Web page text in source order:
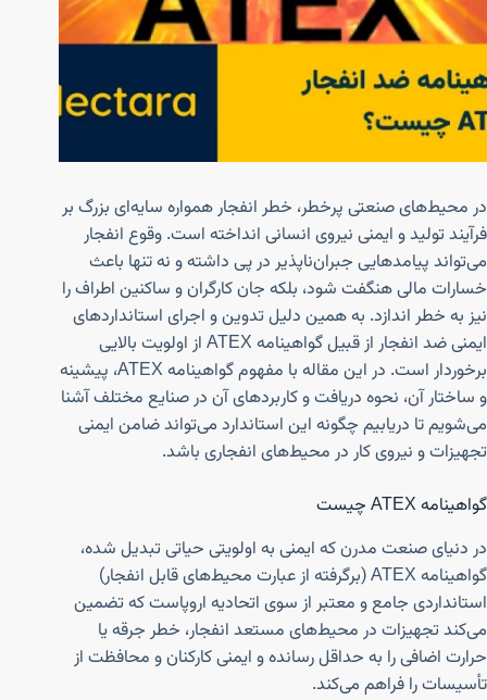
‌در محیط‌های صنعتی پرخطر، خطر انفجار همواره سایه‌ای بزرگ بر
فرآیند تولید و ایمنی نیروی انسانی انداخته است. وقوع انفجار
می‌تواند پیامدهایی جبران‌ناپذیر در پی داشته و نه تنها باعث
خسارات مالی هنگفت شود، بلکه جان کارگران و ساکنین اطراف را
نیز به خطر اندازد. به همین دلیل تدوین و اجرای استانداردهای
ایمنی ضد انفجار از قبیل گواهینامه ATEX از اولویت بالایی
برخوردار است. در این مقاله با مفهوم گواهینامه ATEX، پیشینه
و ساختار آن، نحوه دریافت و کاربردهای آن در صنایع مختلف آشنا
می‌شویم تا دریابیم چگونه این استاندارد می‌تواند ضامن ایمنی
تجهیزات و نیروی کار در محیط‌های انفجاری باشد.
گواهینامه ATEX چیست
در دنیای صنعت مدرن که ایمنی به اولویتی حیاتی تبدیل شده،
گواهینامه ATEX (برگرفته از عبارت محیط‌های قابل انفجار)
استانداردی جامع و معتبر از سوی اتحادیه اروپاست که تضمین
می‌کند تجهیزات در محیط‌های مستعد انفجار، خطر جرقه یا
حرارت اضافی را به حداقل رسانده و ایمنی کارکنان و محافظت از
تأسیسات را فراهم می‌کند.